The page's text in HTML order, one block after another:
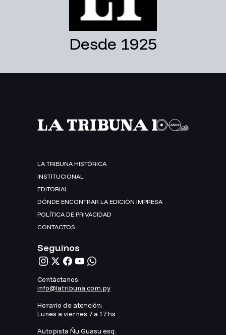
Desde 1925
LA TRIBUNA HISTÓRICA
INSTITUCIONAL
EDITORIAL
DÓNDE ENCONTRAR LA EDICIÓN IMPRESA
POLÍTICA DE PRIVACIDAD
CONTACTOS
Seguinos
Contáctanos:
info@latribuna.com.py
Horario de atención:
Lunes a viernes 7 a 17 hs
Autopista Ñu Guasu esq.